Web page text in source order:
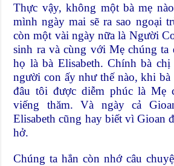
Thực vậy, không một bà mẹ
mình ngày mai sẽ ra sao ngoại
còn một vài ngày nữa là Người
sinh ra và cùng với Mẹ chúng
họ là bà Elisabeth. Chính bà
người con ấy như thế nào, khi
đâu tôi được diễm phúc là Mẹ
viếng thăm. Và ngày cả
Elisabeth cũng hay biết vì Gioan
hở.
Chúng ta hẳn còn nhớ câu